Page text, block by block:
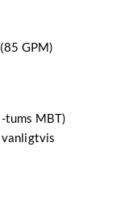
GPM)
tums MBT)